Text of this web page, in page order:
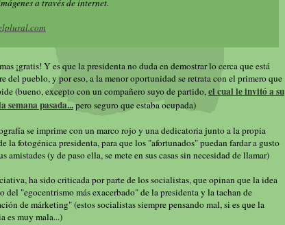
a través de internet.
¡gratis! Y es que la presidenta no duda en demostrar lo cerca que está
del pueblo, y por eso, a la menor oportunidad se retrata con el primero que
(bueno, excepto con un compañero suyo de partido,el cual le invitó a su
semana pasada...pero seguro que estaba ocupada)
se imprime con un marco rojo y una dedicatoria junto a la propia
la fotogénica presidenta, para que los "afortunados" puedan fardar a gusto
amistades (y de paso ella, se mete en sus casas sin necesidad de llamar)
ha sido criticada por parte de los socialistas, que opinan que la idea
del "egocentrismo más exacerbado" de la presidenta y la tachan de
de márketing" (estos socialistas siempre pensando mal, si es que la
es muy mala...)